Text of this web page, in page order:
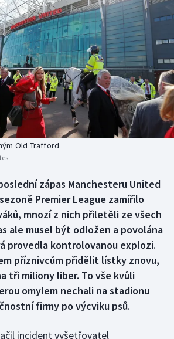
Old Trafford
zápas Manchesteru United
Premier League zamířilo
mnozí z nich přiletěli ze všech
ale musel být odložen a povolána
provedla kontrolovanou explozi.
příznivcům přidělit lístky znovu,
tři miliony liber. To vše kvůli
omylem nechali na stadionu
firmy po výcviku psů.
incident vyšetřovatel